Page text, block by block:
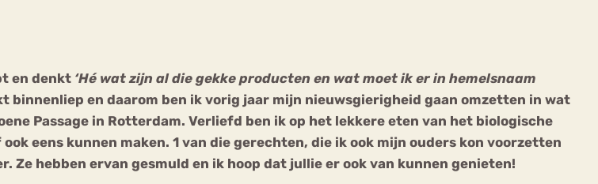
en denkt ‘Hé wat zijn al die gekke producten en wat moet ik er in hemelsnaam
binnenliep en daarom ben ik vorig jaar mijn nieuwsgierigheid gaan omzetten in wat
Passage in Rotterdam. Verliefd ben ik op het lekkere eten van het biologische
eens kunnen maken. 1 van die gerechten, die ik ook mijn ouders kon voorzetten
Ze hebben ervan gesmuld en ik hoop dat jullie er ook van kunnen genieten!
Nervosa Eetbuien Piekeren Sport
Trauma